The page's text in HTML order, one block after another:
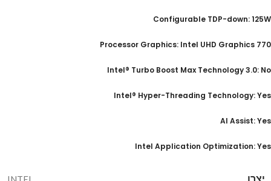
Configurable TDP-down: 125W
Processor Graphics: Intel UHD Graphics 770
Intel® Turbo Boost Max Technology 3.0: No
Intel® Hyper-Threading Technology: Yes
AI Assist: Yes
Intel Application Optimization: Yes